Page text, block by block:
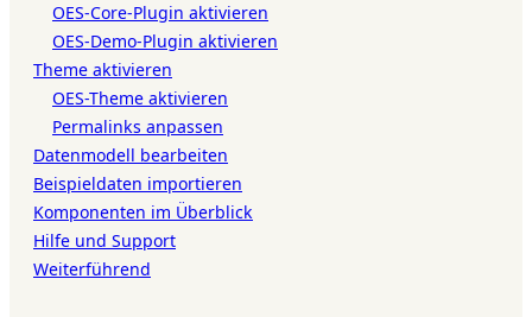
OES-Core-Plugin aktivieren
OES-Demo-Plugin aktivieren
Theme aktivieren
OES-Theme aktivieren
Permalinks anpassen
Datenmodell bearbeiten
Beispieldaten importieren
Komponenten im Überblick
Hilfe und Support
Weiterführend